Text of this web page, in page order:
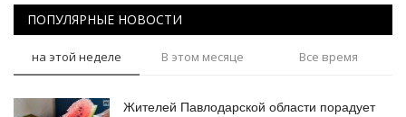
ПОПУЛЯРНЫЕ НОВОСТИ
на этой неделе В этом месяце Все время
Жителей Павлодарской области порадует